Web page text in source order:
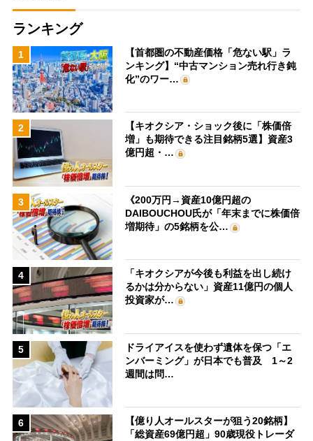
ランキング
1
【首都圏の不動産価格「危ない駅」ラ
ンキング】“中古マンション売れ行き鈍
化”のワー…
2
【キオクシア・ショック後に「株価倍
増」も期待できる注目銘柄5選】資産3
億円超・…
3
《200万円→資産10億円超の
DAIBOUCHOU氏が「年末までに株価倍
増期待」の5銘柄を公…
4
「キオクシアが今後も利益を出し続け
るかは分からない」資産11億円の個人
投資家が…
5
ドライアイスを使わず遺体を保つ「エ
ンバーミング」が日本でも普及 1～2
週間は問…
6
【億り人オールスターが狙う20銘柄】
「総資産69億円超」90歳現役トレーダ